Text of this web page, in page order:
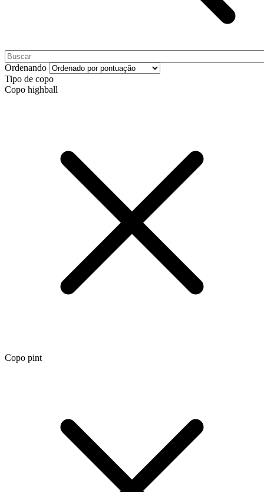
Ordenando
Tipo de copo
Copo highball
Copo pint